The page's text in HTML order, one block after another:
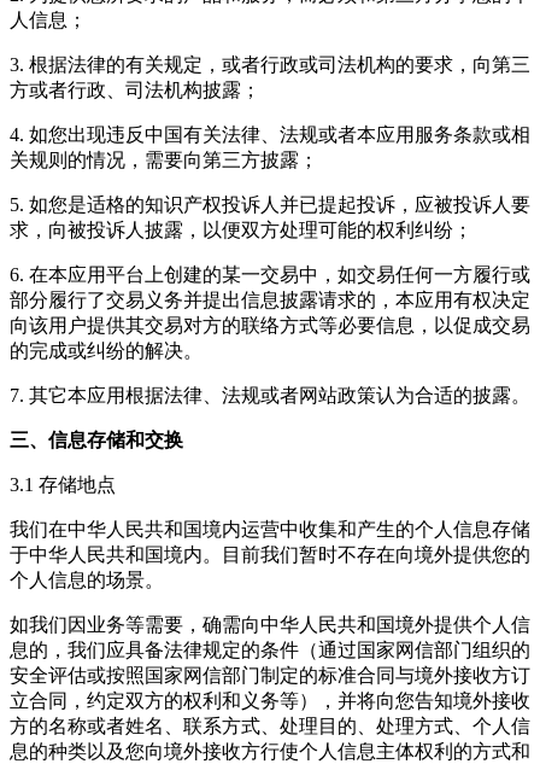
人信息；
3. 根据法律的有关规定，或者行政或司法机构的要求，向第三
方或者行政、司法机构披露；
4. 如您出现违反中国有关法律、法规或者本应用服务条款或相
关规则的情况，需要向第三方披露；
5. 如您是适格的知识产权投诉人并已提起投诉，应被投诉人要
求，向被投诉人披露，以便双方处理可能的权利纠纷；
6. 在本应用平台上创建的某一交易中，如交易任何一方履行或
部分履行了交易义务并提出信息披露请求的，本应用有权决定
向该用户提供其交易对方的联络方式等必要信息，以促成交易
的完成或纠纷的解决。
7. 其它本应用根据法律、法规或者网站政策认为合适的披露。
三、信息存储和交换
3.1 存储地点
我们在中华人民共和国境内运营中收集和产生的个人信息存储
于中华人民共和国境内。目前我们暂时不存在向境外提供您的
个人信息的场景。
如我们因业务等需要，确需向中华人民共和国境外提供个人信
息的，我们应具备法律规定的条件（通过国家网信部门组织的
安全评估或按照国家网信部门制定的标准合同与境外接收方订
立合同，约定双方的权利和义务等），并将向您告知境外接收
方的名称或者姓名、联系方式、处理目的、处理方式、个人信
息的种类以及您向境外接收方行使个人信息主体权利的方式和